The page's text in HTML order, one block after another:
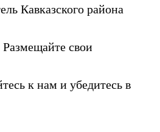
Кавказского района
свои
к нам и убедитесь в